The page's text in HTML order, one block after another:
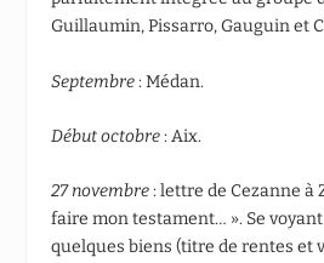
Guillaumin, Pissarro, Gauguin et
Septembre: Médan.
Début octobre: Aix.
27 novembre: lettre de Cezanne à
faire mon testament… ». Se
quelques biens (titre de rentes et